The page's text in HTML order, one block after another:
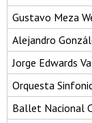
Gustavo Meza
Alejandro
Jorge Edwards
Orquesta
Ballet Nacional